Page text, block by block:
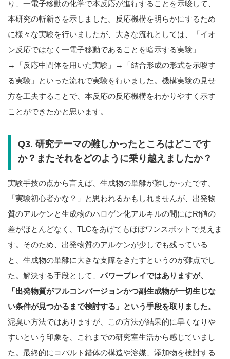
り、一電子移動の化学で本反応が進行することを示唆して、
本研究の斬新さを示しました。反応機構を明らかにするため
に様々な実験を行いましたが、大きな流れとしては、「イオ
ン反応ではなく一電子移動であることを暗示する実験」
→「反応中間体を用いた実験」→「結合形成の形式を示唆す
る実験」といった流れで実験を行いました。機構実験の見せ
方を工夫することで、本反応の反応機構をわかりやすく示す
ことができたかと思います。
Q3. 研究テーマの難しかったところはどこです
か？またそれをどのように乗り越えましたか？
実験手技の点から言えば、生成物の単離が難しかったです。
「実験初心者かな？」と思われるかもしれませんが、出発物
質のアルケンと生成物のハロゲン化アルキルの間にはRf値の
差がほとんどなく、TLCをあげてもほぼワンスポットで見えま
す。そのため、出発物質のアルケンが少しでも残っている
と、生成物の単離に大きな支障をきたすというのが難点でし
た。解決する手段として、 パワープレイではありますが、
「出発物質がフルコンバージョンかつ副生成物が一切生じな
い条件が見つかるまで検討する」という手段を取りました。
泥臭い方法ではありますが、この方法が結果的に早くなりや
すいという印象を、これまでの研究室生活から感じていまし
た。最終的にコバルト錯体の構造や溶媒、添加物を検討する